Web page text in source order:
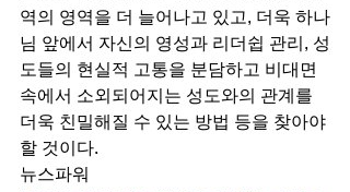
역의 영역을 더 늘어나고 있고, 더욱 하나
님 앞에서 자신의 영성과 리더쉽 관리, 성
도들의 현실적 고통을 분담하고 비대면
속에서 소외되어지는 성도와의 관계를
더욱 친밀해질 수 있는 방법 등을 찾아야
할 것이다.
뉴스파워